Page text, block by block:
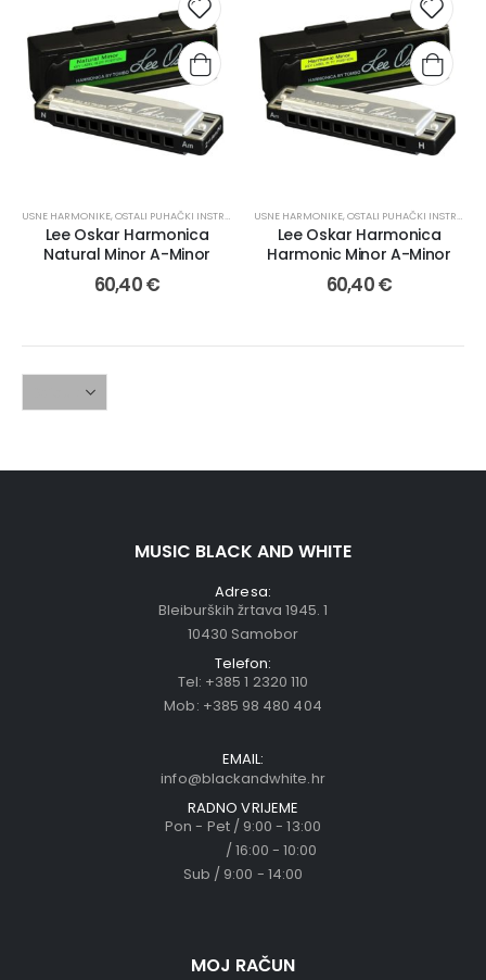
USNE HARMONIKE,OSTALI PUHAČKI INSTRUMENTI ,PUHAČKI INSTRUMENTI I PRIBOR
Lee Oskar Harmonica
Natural Minor A-Minor
60,40€
USNE HARMONIKE,OSTALI PUHAČKI INSTRUMENTI
Lee Oskar Harmonica
Harmonic Minor A-Minor
60,40€
MUSIC BLACK AND WHITE
Adresa:
Bleiburških žrtava 1945. 1
10430 Samobor
Telefon:
Tel: +385 1 2320 110
Mob: +385 98 480 404
EMAIL:
info@blackandwhite.hr
RADNO VRIJEME
Pon - Pet / 9:00 - 13:00
/ 16:00 - 10:00
Sub / 9:00 - 14:00
MOJ RAČUN